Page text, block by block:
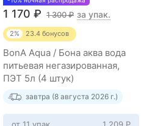
1 170 ₽ 1 300₽ за упак.
2% 23.4 бонусов
BonA Aqua / Бона аква вода
питьевая негазированная,
ПЭТ 5л (4 штук)
завтра (8 августа 2026 г.)